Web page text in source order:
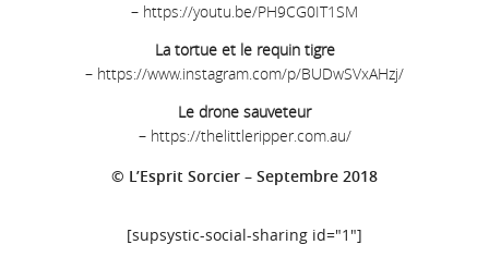
– https://youtu.be/PH9CG0IT1SM
La tortue et le requin tigre
– https://www.instagram.com/p/BUDwSVxAHzj/
Le drone sauveteur
– https://thelittleripper.com.au/
© L’Esprit Sorcier – Septembre 2018
[supsystic-social-sharing id="1"]